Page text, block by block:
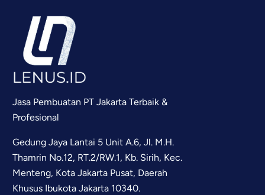
Jasa Pembuatan PT Jakarta Terbaik &
Profesional
Gedung Jaya Lantai 5 Unit A.6, Jl. M.H.
Thamrin No.12, RT.2/RW.1, Kb. Sirih, Kec.
Menteng, Kota Jakarta Pusat, Daerah
Khusus Ibukota Jakarta 10340.